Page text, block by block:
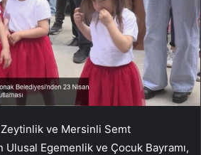
ve Mersinli Semt
Ulusal Egemenlik ve Çocuk Bayramı,